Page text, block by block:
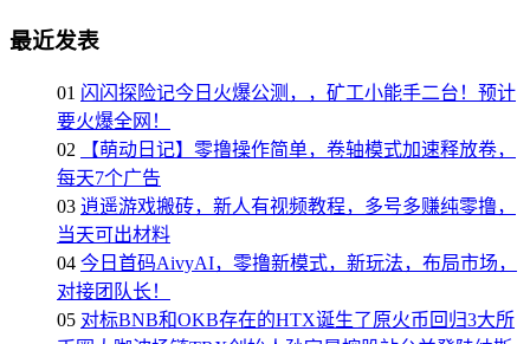
最近发表
01 闪闪探险记今日火爆公测，，矿工小能手二台！预计
要火爆全网！
02
【萌动日记】零撸操作简单，卷轴模式加速释放卷，
每天7个广告
03 逍遥游戏搬砖，新人有视频教程，多号多赚纯零撸，
当天可出材料
04 今日首码AivyAI，零撸新模式，新玩法，布局市场，
对接团队长！
05 对标BNB和OKB存在的HTX诞生了原火币回归3大所